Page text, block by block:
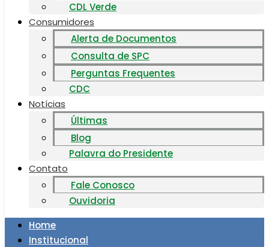
CDL Verde
Consumidores
Alerta de Documentos
Consulta de SPC
Perguntas Frequentes
CDC
Notícias
Últimas
Blog
Palavra do Presidente
Contato
Fale Conosco
Ouvidoria
Home
Institucional